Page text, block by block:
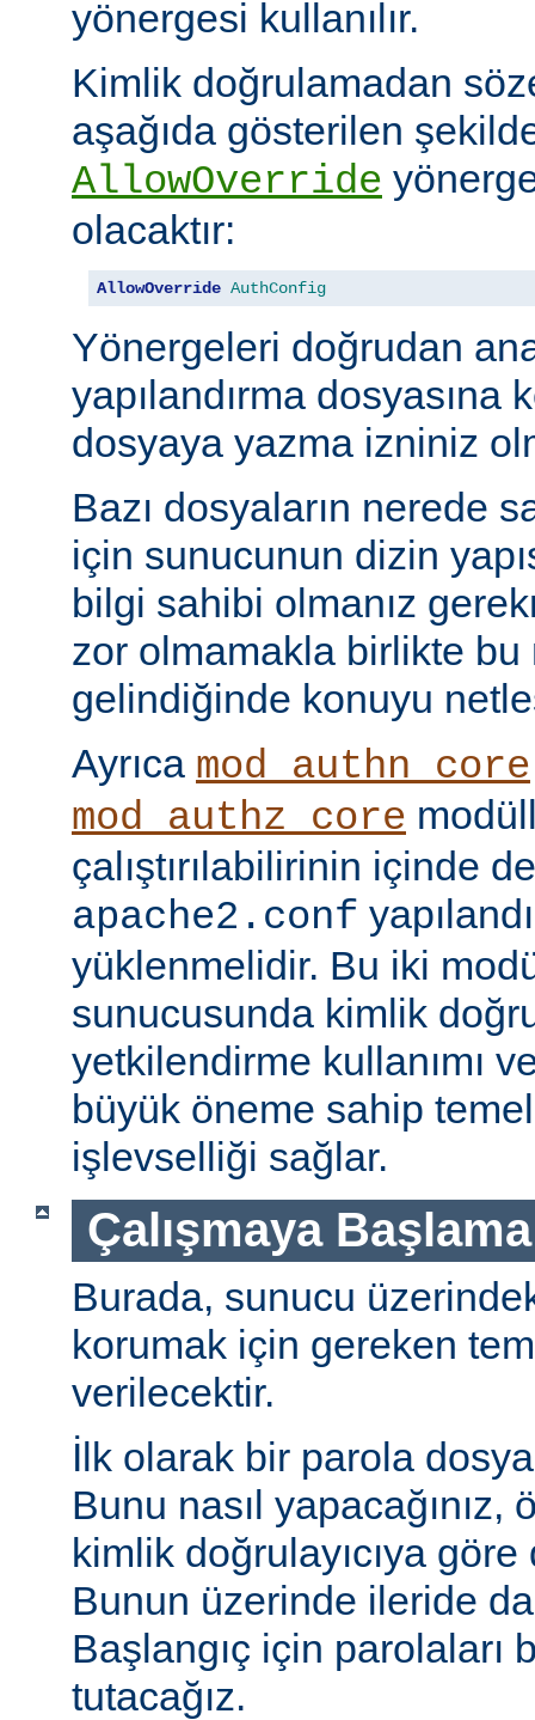
yönergesi kullanılır.
Kimlik doğrulamadan
aşağıda gösterilen
AllowOverride
olacaktır:
AllowOverride AuthConfig
Yönergeleri doğrudan
yapılandırma dosyasına
dosyaya yazma izniniz
Bazı dosyaların nerede
için sunucunun dizin
bilgi sahibi olmanız
zor olmamakla birlikte bu
gelindiğinde konuyu
Ayrıca mod_authn_core
mod_authz_core
çalıştırılabilirinin içinde
apache2.conf
yüklenmelidir. Bu iki
sunucusunda kimlik
yetkilendirme kullanımı
büyük öneme sahip
işlevselliği sağlar.
Çalışmaya Başlama
Burada, sunucu
korumak için gereken
verilecektir.
İlk olarak bir parola
Bunu nasıl
kimlik doğrulayıcıya
Bunun üzerinde ileride
Başlangıç için parolaları
tutacağız.